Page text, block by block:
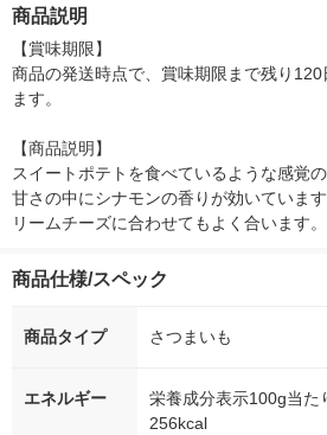
商品説明
【賞味期限】
商品の発送時点で、賞味期限まで残り
ます。
【商品説明】
スイートポテトを食べているような感覚
甘さの中にシナモンの香りが効いていま
リームチーズに合わせてもよく合います。
商品仕様/スペック
商品タイプ さつまいも
エネルギー
栄養成分表示100g当
256kcal